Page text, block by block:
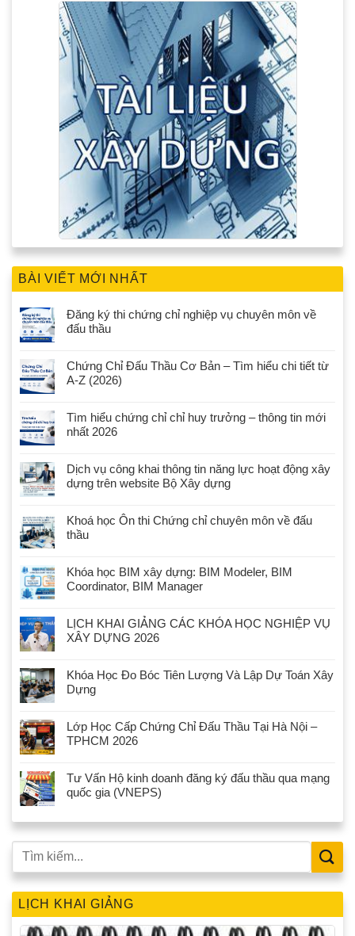
BÀI VIẾT MỚI NHẤT
Đăng ký thi chứng chỉ nghiệp vụ chuyên môn về
đấu thầu
Chứng Chỉ Đấu Thầu Cơ Bản – Tìm hiểu chi tiết từ
A-Z (2026)
Tìm hiểu chứng chỉ chỉ huy trưởng – thông tin mới
nhất 2026
Dịch vụ công khai thông tin năng lực hoạt động xây
dựng trên website Bộ Xây dựng
Khoá học Ôn thi Chứng chỉ chuyên môn về đấu
thầu
Khóa học BIM xây dựng: BIM Modeler, BIM
Coordinator, BIM Manager
LỊCH KHAI GIẢNG CÁC KHÓA HỌC NGHIỆP VỤ
XÂY DỰNG 2026
Khóa Học Đo Bóc Tiên Lượng Và Lập Dự Toán Xây
Dựng
Lớp Học Cấp Chứng Chỉ Đấu Thầu Tại Hà Nội –
TPHCM 2026
Tư Vấn Hộ kinh doanh đăng ký đấu thầu qua mạng
quốc gia (VNEPS)
LỊCH KHAI GIẢNG